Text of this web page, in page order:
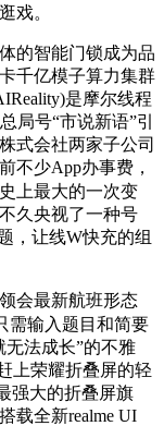
戏。
的智能门锁成为品
千亿模子算力集群
是摩尔线程
局号“市说新语”引
式会社两家子公司
不少App办事费，
上最大的一次变
久央视了一种号
，让线W快充的组
会最新航班形态
需输入题目和简要
无法成长”的不雅
上荣耀折叠屏的轻
强大的折叠屏旗
载全新realme UI